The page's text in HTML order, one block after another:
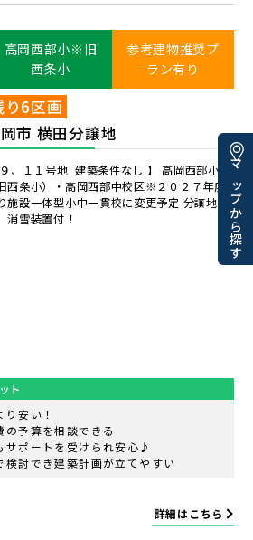
マップから探す
高岡西部小※旧
西条小
参考建物推奨プ
ラン有り
り6区画
市 横田分譲地
９、１１号地 建築条件なし 】 高岡西部小
旧西条小）・高岡西部中校区※２０２７年度
施設一体型小中一貫校に変更予定 分譲地
消雪装置付！
ト
安い！
予算を相談できる
サポートを受けられ安心♪
検討でき建築計画が立てやすい
詳細はこちら